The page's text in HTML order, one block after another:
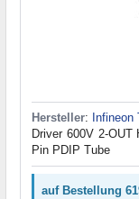
Hersteller: Infineon
Driver 600V 2-OUT
Pin PDIP Tube
auf Bestellung